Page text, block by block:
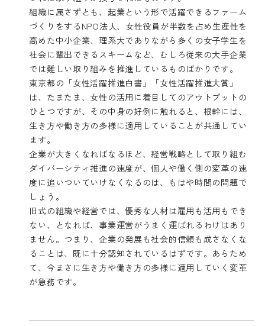
組織に属さずとも、起業という形で活躍できるファーム
づくりをするNPO法人、女性役員が半数を占め生産性を
高めた中小企業、理系大でありながら多くの女子学生を
社会に輩出できるスキームなど、むしろ従来の大手企業
では難しい取り組みを推進しているものばかりです。
東京都の「女性活躍推進白書」「女性活躍推進大賞」
は、たまたま、女性の活用に着目してのアウトプットの
ひとつですが、その中身の好例に触れると、根幹には、
生き方や働き方の多様に適用していることが共通してい
ます。
企業が大きくなればなるほど、経営戦略として取り組む
ダイバーシティ推進の速度が、個人や働く側の変革の速
度に追いついていけなくなるのは、もはや時間の問題で
しょう。
旧式の組織や経営では、優秀な人材は雇用も活用もでき
ない、となれば、事業運営がうまく運ばれるわけはあり
ません。つまり、企業の発展も社会的信頼も成さなくな
ることは、既に十分認知されているはずです。あらため
て、今まさに生き方や働き方の多様に適用していく変革
が急務です。